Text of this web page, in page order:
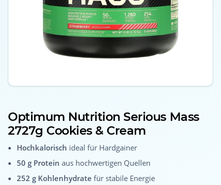
Optimum Nutrition Serious Mass
2727g Cookies & Cream
Hochkalorisch ideal für Hardgainer
50 g Protein aus hochwertigen Quellen
252 g Kohlenhydrate für stabile Energie